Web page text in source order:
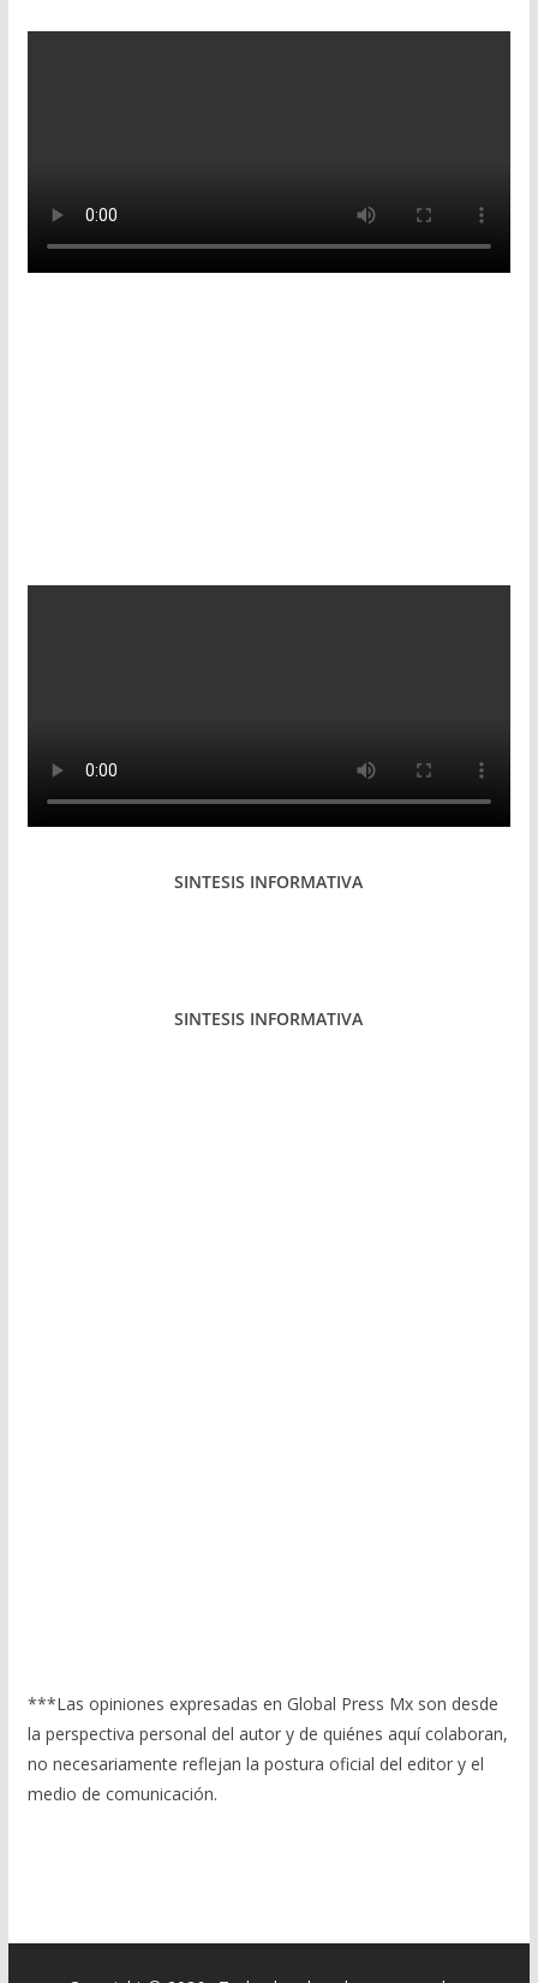
SINTESIS INFORMATIVA
SINTESIS INFORMATIVA
***Las opiniones expresadas en Global Press Mx son desde
la perspectiva personal del autor y de quiénes aquí colaboran,
no necesariamente reflejan la postura oficial del editor y el
medio de comunicación.